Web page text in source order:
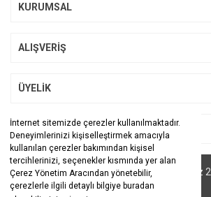
İnternet sitemizde çerezler kullanılmaktadır.
Deneyimlerinizi kişiselleştirmek amacıyla
kullanılan çerezler bakımından kişisel
tercihlerinizi, seçenekler kısmında yer alan
Çerez Yönetim Aracından yönetebilir,
çerezlerle ilgili detaylı bilgiye buradan
KURUMSAL
ALIŞVERİŞ
ÜYELİK
BİZİ TAKİP EDİN
© Tüm hakları saklıdır. Kredi kartı bilgileriniz
ile korunmaktadır.